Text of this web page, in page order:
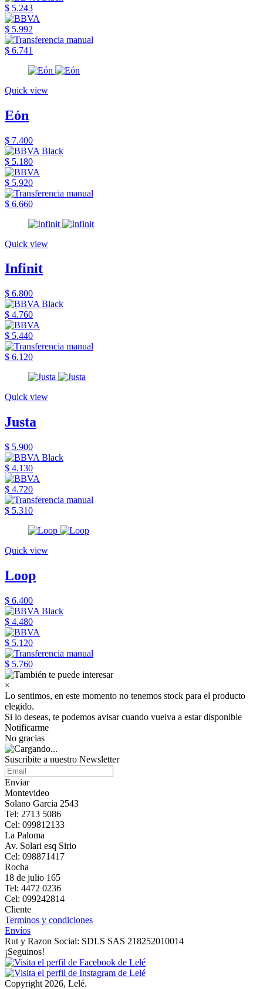
$ 5.243
$ 5.992
$ 6.741
Quick view
Eón
$ 7.400
$ 5.180
$ 5.920
$ 6.660
Quick view
Infinit
$ 6.800
$ 4.760
$ 5.440
$ 6.120
Quick view
Justa
$ 5.900
$ 4.130
$ 4.720
$ 5.310
Quick view
Loop
$ 6.400
$ 4.480
$ 5.120
$ 5.760
×
Lo sentimos, en este momento no tenemos stock para el producto
elegido.
Si lo deseas, te podemos avisar cuando vuelva a estar disponible
Notificarme
No gracias
Suscribite a nuestro Newsletter
Enviar
Montevideo
Solano Garcia 2543
Tel: 2713 5086
Cel: 099812133
La Paloma
Av. Solari esq Sirio
Cel: 098871417
Rocha
18 de julio 165
Tel: 4472 0236
Cel: 099242814
Cliente
Terminos y condiciones
Envíos
Rut y Razon Social: SDLS SAS 218252010014
¡Seguinos!
Copyright 2026, Lelé.